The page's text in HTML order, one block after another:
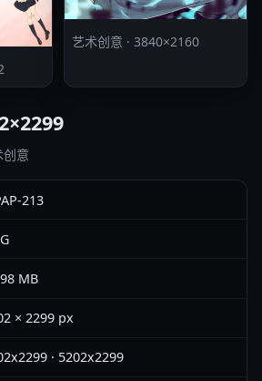
艺术创意 · 3840×2160
创意
213
MB
× 2299 px
· 5202x2299